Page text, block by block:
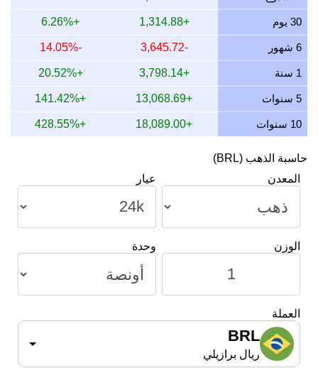
12 يوليو 2026 21,086.83
677.94
677,941.63
11 يوليو 2026 21,086.83
677.94
677,941.63
10 يوليو 2026 20,996.31
675.03
675,031.41
9 يوليو 2026 21,202.89
681.67
681,673.00
30 يوم +1,314.88
+6.26%
6 شهور -3,645.72
-14.05%
1 سنة +3,798.14
+20.52%
5 سنوات +13,068.69
+141.42%
10 سنوات +18,089.00
+428.55%
حاسبة الذهب (BRL)
المعدن
عيار
الوزن وحدة
العملة
BRL
ريال برازيلي